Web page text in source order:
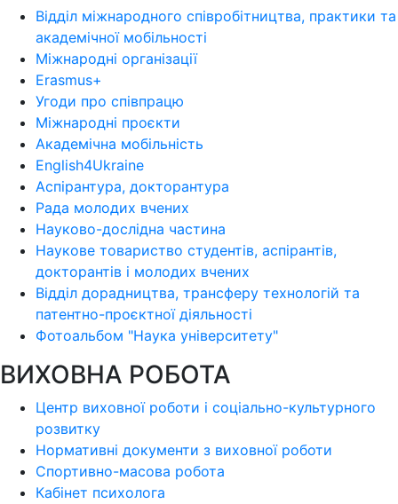
Відділ міжнародного співробітництва, практики та
академічної мобільності
Міжнародні організації
Erasmus+
Угоди про співпрацю
Міжнародні проєкти
Академічна мобільність
English4Ukraine
Аспірантура, докторантура
Рада молодих вчених
Науково-дослідна частина
Наукове товариство студентів, аспірантів,
докторантів і молодих вчених
Відділ дорадництва, трансферу технологій та
патентно-проєктної діяльності
Фотоальбом "Наука університету"
ВИХОВНА РОБОТА
Центр виховної роботи і соціально-культурного
розвитку
Нормативні документи з виховної роботи
Спортивно-масова робота
Кабінет психолога